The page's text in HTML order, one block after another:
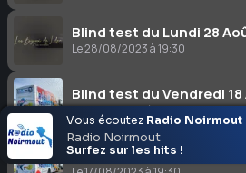
Blind test du Lundi 28
Le 28/08/2023 à 19:30
Blind test du Vendredi 18
Le 18/08/2023 à 19:30
Blind test du Jeudi 17
Vous écoutez Radio Noirmout
Radio Noirmout
Surfez sur les hits !